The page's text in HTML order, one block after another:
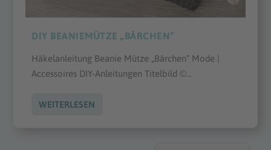
DIY BEANIEMÜTZE „BÄRCHEN“
Häkelanleitung Beanie Mütze „Bärchen“ Mode |
Accessoires DIY-Anleitungen Titelbild ©...
WEITERLESEN